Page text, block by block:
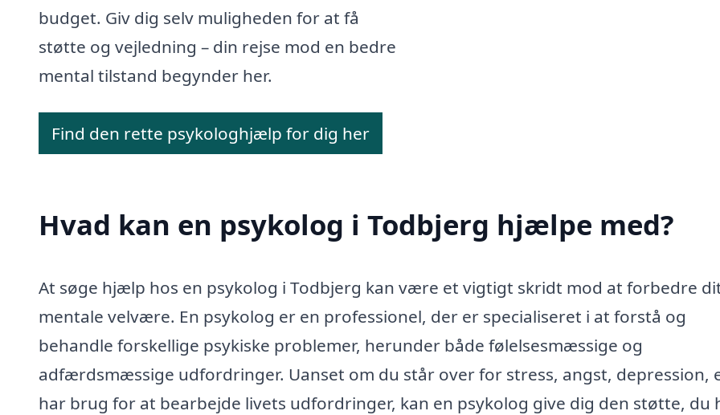
budget. Giv dig selv muligheden for at få
støtte og vejledning – din rejse mod en bedre
mental tilstand begynder her.
Find den rette psykologhjælp for dig her
Hvad kan en psykolog i Todbjerg hjælpe med?
At søge hjælp hos en psykolog i Todbjerg kan være et vigtigt skridt mod at forbedre
mentale velvære. En psykolog er en professionel, der er specialiseret i at forstå og
behandle forskellige psykiske problemer, herunder både følelsesmæssige og
adfærdsmæssige udfordringer. Uanset om du står over for stress, angst, depression,
har brug for at bearbejde livets udfordringer, kan en psykolog give dig den støtte, du